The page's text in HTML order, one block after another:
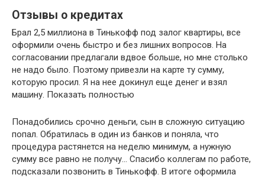
Отзывы о кредитах
Брал 2,5 миллиона в Тинькофф под залог квартиры, все
оформили очень быстро и без лишних вопросов. На
согласовании предлагали вдвое больше, но мне столько
не надо было. Поэтому привезли на карте ту сумму,
которую просил. Я на нее докинул еще денег и взял
машину. Показать полностью
Понадобились срочно деньги, сын в сложную ситуацию
попал. Обратилась в один из банков и поняла, что
процедура растянется на неделю минимум, а нужную
сумму все равно не получу… Спасибо коллегам по работе,
подсказали позвонить в Тинькофф. В итоге оформила